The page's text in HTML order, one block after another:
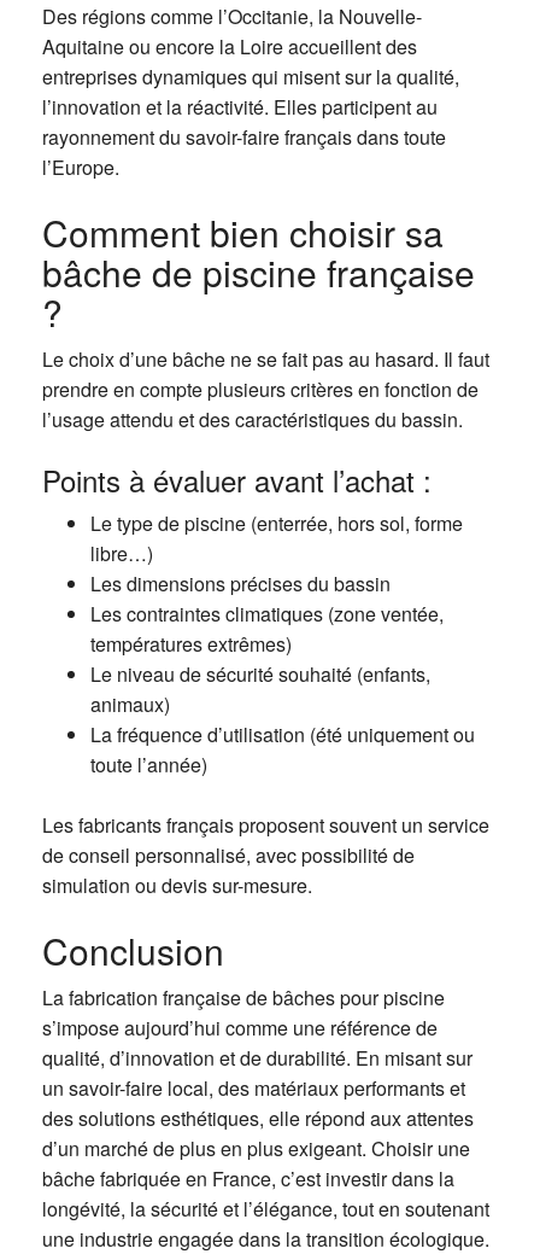
Des régions comme l’Occitanie, la Nouvelle-
Aquitaine ou encore la Loire accueillent des
entreprises dynamiques qui misent sur la qualité,
l’innovation et la réactivité. Elles participent au
rayonnement du savoir-faire français dans toute
l’Europe.
Comment bien choisir sa
bâche de piscine française
?
Le choix d’une bâche ne se fait pas au hasard. Il faut
prendre en compte plusieurs critères en fonction de
l’usage attendu et des caractéristiques du bassin.
Points à évaluer avant l’achat :
Le type de piscine (enterrée, hors sol, forme
libre…)
Les dimensions précises du bassin
Les contraintes climatiques (zone ventée,
températures extrêmes)
Le niveau de sécurité souhaité (enfants,
animaux)
La fréquence d’utilisation (été uniquement ou
toute l’année)
Les fabricants français proposent souvent un service
de conseil personnalisé, avec possibilité de
simulation ou devis sur-mesure.
Conclusion
La fabrication française de bâches pour piscine
s’impose aujourd’hui comme une référence de
qualité, d’innovation et de durabilité. En misant sur
un savoir-faire local, des matériaux performants et
des solutions esthétiques, elle répond aux attentes
d’un marché de plus en plus exigeant. Choisir une
bâche fabriquée en France, c’est investir dans la
longévité, la sécurité et l’élégance, tout en soutenant
une industrie engagée dans la transition écologique.